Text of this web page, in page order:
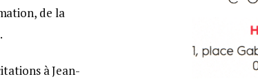
de la
à Jean-